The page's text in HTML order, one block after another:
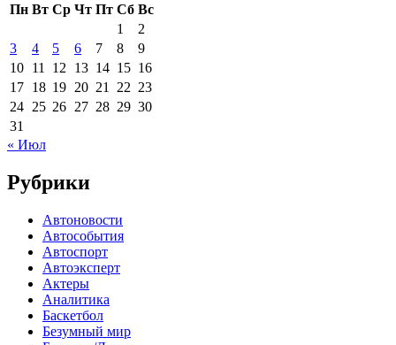
Пн Вт Ср Чт Пт Сб Вс
1
2
3
4 5 6 7 8
9
10 11 12 13 14 15 16
17 18 19 20 21 22 23
24 25 26 27 28 29 30
31
« Июл
Рубрики
Автоновости
Автособытия
Автоспорт
Автоэксперт
Актеры
Аналитика
Баскетбол
Безумный мир